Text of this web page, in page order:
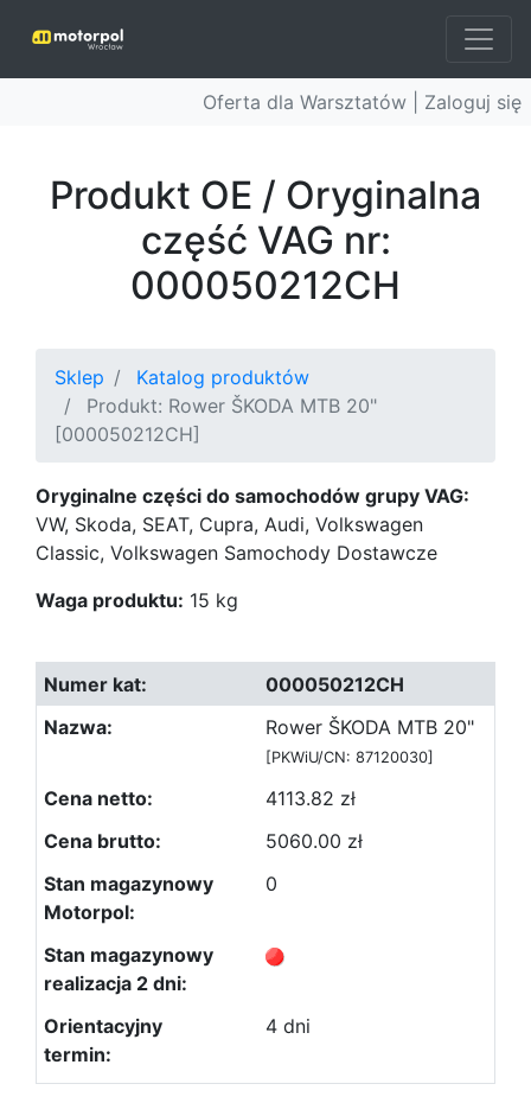
Oferta dla Warsztatów | Zaloguj się
Produkt OE / Oryginalna
część VAG nr:
000050212CH
Sklep
Katalog produktów
Produkt: Rower ŠKODA MTB 20"
[000050212CH]
Oryginalne części do samochodów grupy VAG:
VW, Skoda, SEAT, Cupra, Audi, Volkswagen
Classic, Volkswagen Samochody Dostawcze
Waga produktu: 15 kg
000050212CH
Rower ŠKODA MTB 20"
[PKWiU/CN: 87120030]
4113.82 zł
5060.00 zł
0
4 dni